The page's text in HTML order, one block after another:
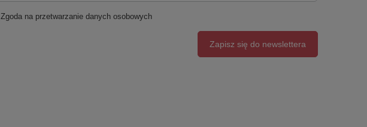
Zgoda na przetwarzanie danych osobowych
Zapisz się do newslettera